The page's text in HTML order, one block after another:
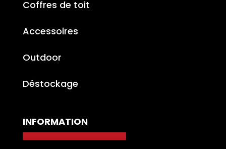
Coffres de toit
Accessoires
Outdoor
Déstockage
INFORMATION